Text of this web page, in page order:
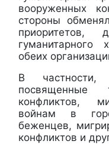
вооруженных
стороны
приоритетов,
гуманитарного
обеих
В
посвященные
конфликтов,
войнам в
беженцев,
конфликтов и